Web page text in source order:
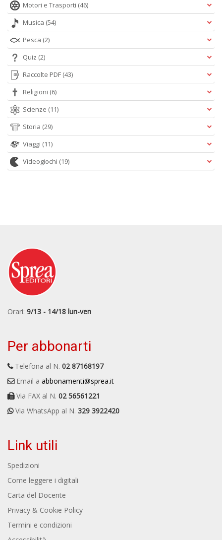
Motori e Trasporti (46)
Musica (54)
Pesca (2)
Quiz (2)
Raccolte PDF (43)
Religioni (6)
Scienze (11)
Storia (29)
Viaggi (11)
Videogiochi (19)
Orari: 9/13 - 14/18 lun-ven
Per abbonarti
Telefona al N. 02 87168197
Email a abbonamenti@sprea.it
Via FAX al N. 02 56561221
Via WhatsApp al N. 329 3922420
Link utili
Spedizioni
Come leggere i digitali
Carta del Docente
Privacy & Cookie Policy
Termini e condizioni